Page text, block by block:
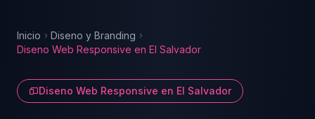
Inicio
Diseno y Branding
Diseno Web Responsive en El Salvador
Diseno Web Responsive en El Salvador